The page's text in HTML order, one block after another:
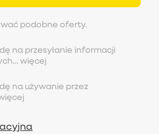
podobne oferty.
na przesyłanie informacji
więcej
na używanie przez